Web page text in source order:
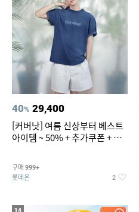
40% 29,400
[커버낫] 여름 신상부터 베스트
아이템 ~ 50% + 추가쿠폰 + 카
구매 999+
롯데온 2
14